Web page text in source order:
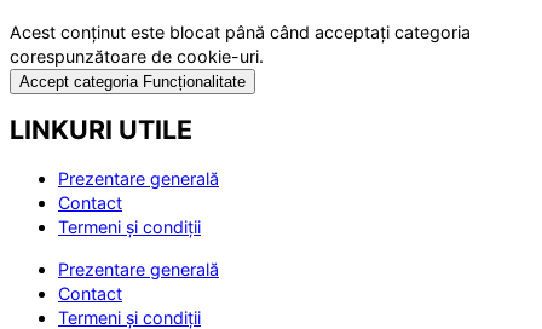
Acest conținut este blocat până când acceptați categoria
corespunzătoare de cookie-uri.
Accept categoria Funcționalitate
LINKURI UTILE
Prezentare generală
Contact
Termeni și condiții
Prezentare generală
Contact
Termeni și condiții